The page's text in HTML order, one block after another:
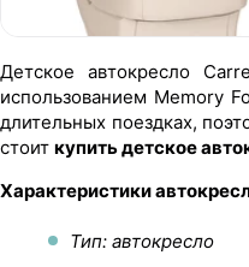
Детское автокресло
использованием Memory
длительных поездках,
стоит купить детское
Характеристики
Тип: автокресло